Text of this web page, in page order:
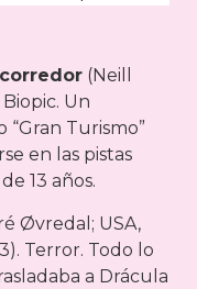
(Neill
Un
Turismo”
en las pistas
13 años.
Øvredal; USA,
Terror. Todo lo
a Drácula